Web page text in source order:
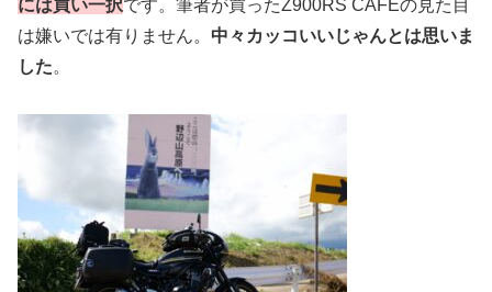
には買い一択です。筆者が買ったZ900RS CAFEの見た目
は嫌いでは有りません。 中々カッコいいじゃんとは思いま
した。